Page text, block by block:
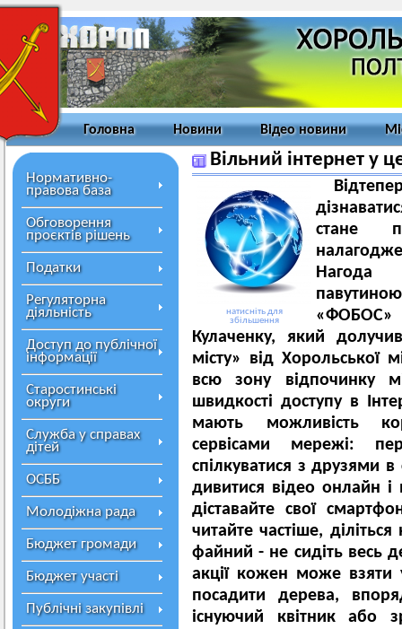
Головна Новини Відео новини
Нормативно-
правова база
Обговорення
проєктів рішень
Податки
Регуляторна
діяльність
Доступ до публічної
інформації
Старостинські
округи
Служба у справах
дітей
ОСББ
Молодіжна рада
Бюджет громади
Бюджет участі
Публічні закупівлі
Вільний інтернет у
натисніть для
збільшення
стане
Нагода
Кулаченку, який
місту» від Хорольської
всю зону відпочинку
швидкості доступу в
мають можливість
сервісами мережі:
спілкуватися з друзями
дивитися відео онлайн і
діставайте свої
читайте частіше,
файний - не сидіть весь
акції кожен може взяти
посадити дерева,
існуючий квітник або